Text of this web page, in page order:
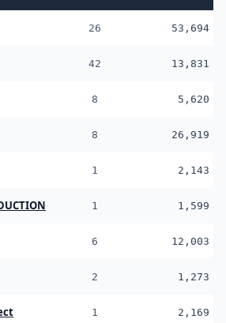
26 53,694
42 13,831
8 5,620
8 26,919
1 2,143
1 1,599
6 12,003
2 1,273
1 2,169